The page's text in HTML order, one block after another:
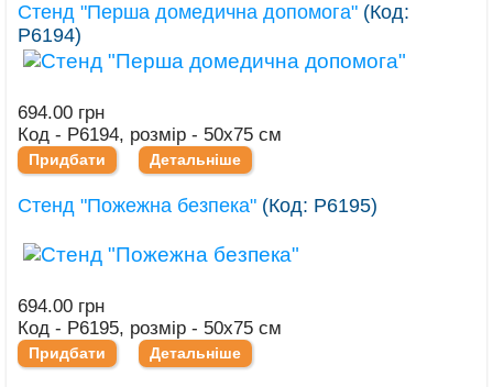
Стенд "Перша домедична допомога" (Код:
Р6194)
694.00 грн
Код - Р6194, розмір - 50х75 см
Придбати Детальніше
Стенд "Пожежна безпека" (Код: Р6195)
694.00 грн
Код - Р6195, розмір - 50х75 см
Придбати Детальніше